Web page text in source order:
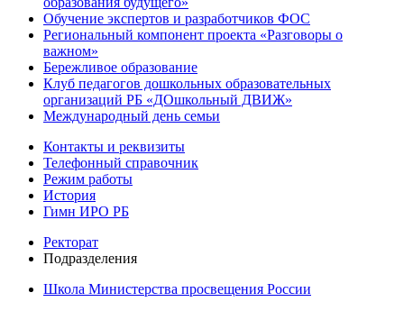
Обучение экспертов и разработчиков ФОС
Региональный компонент проекта «Разговоры о
важном»
Бережливое образование
Клуб педагогов дошкольных образовательных
организаций РБ «ДОшкольный ДВИЖ»
Международный день семьи
Контакты и реквизиты
Телефонный справочник
Режим работы
История
Гимн ИРО РБ
Ректорат
Подразделения
Школа Министерства просвещения России